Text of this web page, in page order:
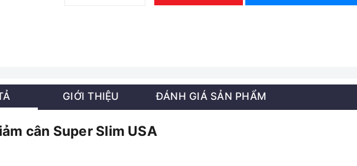
GIỚI THIỆU ĐÁNH GIÁ SẢN PHẨM
cân Super Slim USA